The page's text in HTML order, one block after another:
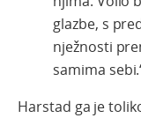
glazbe, s
nježnosti
samima
Harstad ga je